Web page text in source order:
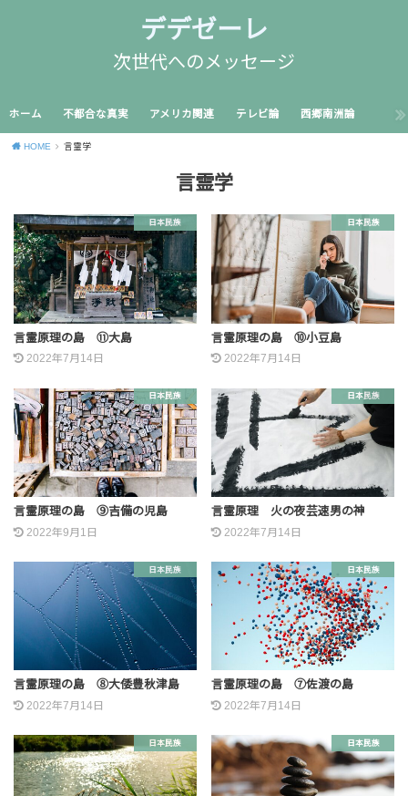
デデゼーレ
次世代へのメッセージ
ホーム 不都合な真実 アメリカ関連 テレビ論 西郷南洲論
HOME 言霊学
言霊学
日本民族
言霊原理の島 ⑪大島
2022年7月14日
日本民族
言霊原理の島 ⑩小豆島
2022年7月14日
日本民族
言霊原理の島 ⑨吉備の児島
2022年9月1日
日本民族
言霊原理 火の夜芸速男の神
2022年7月14日
日本民族
言霊原理の島 ⑧大倭豊秋津島
2022年7月14日
日本民族
言霊原理の島 ⑦佐渡の島
2022年7月14日
日本民族 日本民族